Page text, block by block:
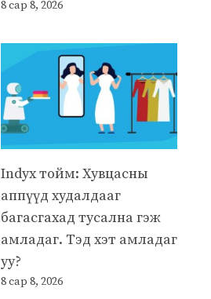
8 сар 8, 2026
Indyx тойм: Хувцасны
аппүүд худалдааг
багасгахад тусална гэж
амладаг. Тэд хэт амладаг
уу?
8 сар 8, 2026